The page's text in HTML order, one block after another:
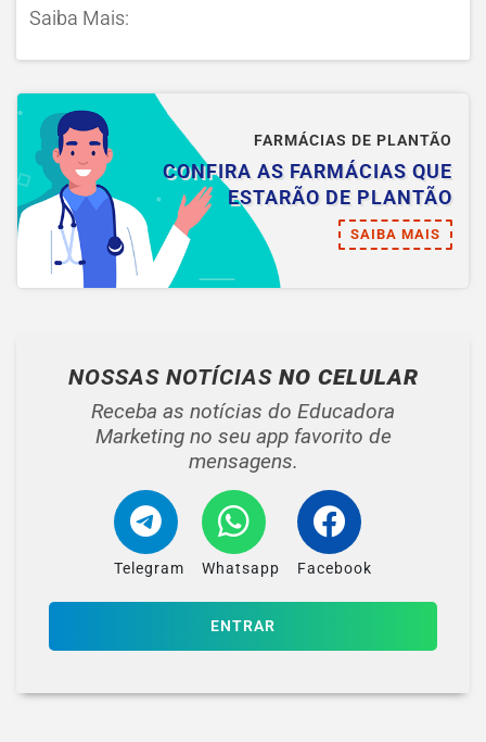
Saiba Mais:
FARMÁCIAS DE PLANTÃO
CONFIRA AS FARMÁCIAS QUE
ESTARÃO DE PLANTÃO
SAIBA MAIS
NOSSAS NOTÍCIAS NO CELULAR
Receba as notícias do Educadora
Marketing no seu app favorito de
mensagens.
Telegram Whatsapp Facebook
ENTRAR